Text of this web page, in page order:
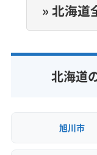
電話番号
0120-89-9018
公式サイトを見
» 北海道
北海道
旭川市